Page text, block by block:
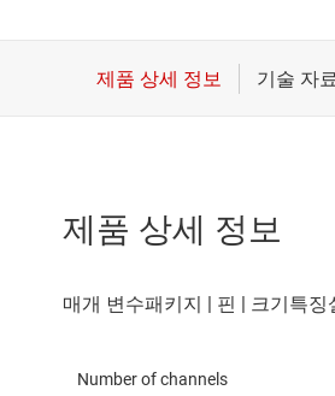
배터리 관리 IC
제품 상세 정보
Number of channels